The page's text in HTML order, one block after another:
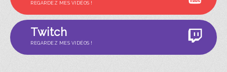
REGARDEZ MES VIDÉOS !
Twitch
REGARDEZ MES VIDÉOS !